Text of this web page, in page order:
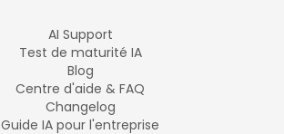
AI Support
Test de maturité IA
Blog
Centre d'aide & FAQ
Changelog
Guide IA pour l'entreprise